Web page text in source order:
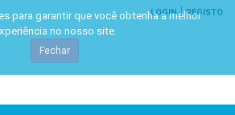
para garantir que você obtenha a melhor
no nosso site.
Fechar
LOGIN REGISTO